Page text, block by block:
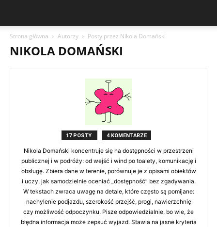
Strona główna Autorzy Posty przez Nikola Domański
NIKOLA DOMAŃSKI
17 POSTY 4 KOMENTARZE
Nikola Domański koncentruje się na dostępności w przestrzeni
publicznej i w podróży: od wejść i wind po toalety, komunikację i
obsługę. Zbiera dane w terenie, porównuje je z opisami obiektów
i uczy, jak samodzielnie oceniać „dostępność” bez zgadywania.
W tekstach zwraca uwagę na detale, które często są pomijane:
nachylenie podjazdu, szerokość przejść, progi, nawierzchnię
czy możliwość odpoczynku. Pisze odpowiedzialnie, bo wie, że
błędna informacja może zepsuć wyjazd. Stawia na jasne kryteria